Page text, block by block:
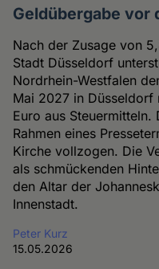
Geldübergabe vor
Nach der Zusage von
Stadt Düsseldorf
Nordrhein-Westfalen
Mai 2027 in Düsseldorf
Euro aus
Rahmen eines
Kirche vollzogen. Die
als schmückenden
den Altar der
Innenstadt.
Peter Kurz
15.05.2026